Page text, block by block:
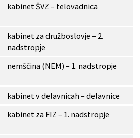
kabinet ŠVZ – telovadnica
kabinet za družboslovje – 2.
nadstropje
nemščina (NEM) – 1. nadstropje
kabinet v delavnicah – delavnice
kabinet za FIZ – 1. nadstropje